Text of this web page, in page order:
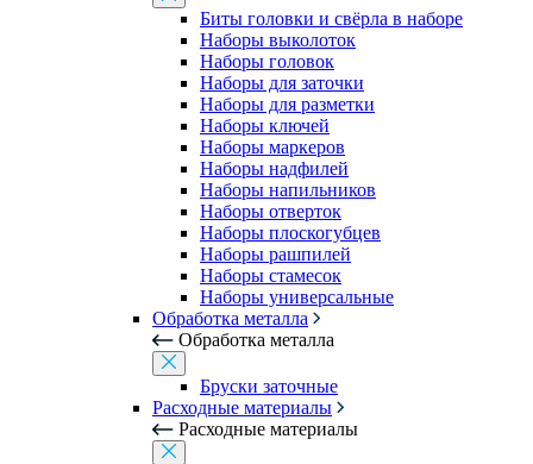
Биты головки и свёрла в наборе
Наборы выколоток
Наборы головок
Наборы для заточки
Наборы для разметки
Наборы ключей
Наборы маркеров
Наборы надфилей
Наборы напильников
Наборы отверток
Наборы плоскогубцев
Наборы рашпилей
Наборы стамесок
Наборы универсальные
Обработка металла
Обработка металла
Бруски заточные
Расходные материалы
Расходные материалы